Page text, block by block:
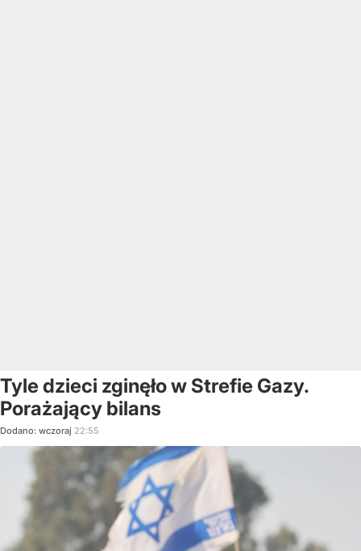
Tyle dzieci zginęło w Strefie Gazy.
Porażający bilans
Dodano: wczoraj 22:55